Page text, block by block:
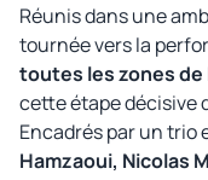
Réunis dans une
tournée vers la
toutes les zones de
cette étape décisive
Encadrés par un trio
Hamzaoui, Nicolas